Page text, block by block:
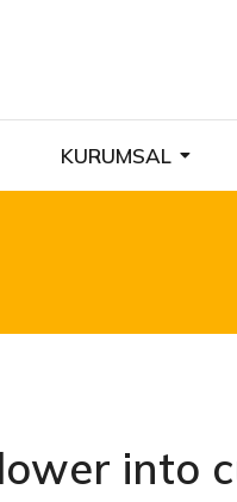
KURUMSAL
into